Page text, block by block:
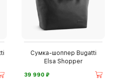
Сумка-шоппер Bugatti
Elsa Shopper
39 990 ⃏